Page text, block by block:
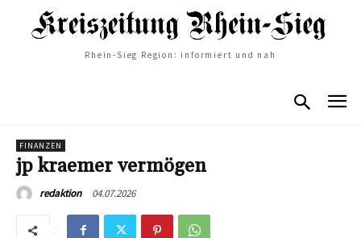
Rhein-Sieg Region: informiert und nah
FINANZEN
jp kraemer vermögen
redaktion 04.07.2026